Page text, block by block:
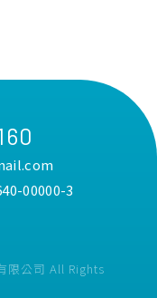
00000-3
限公司 All Rights